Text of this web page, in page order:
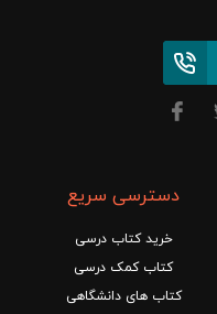
دسترسی سریع
خرید کتاب درسی
کتاب کمک درسی
کتاب های دانشگاهی